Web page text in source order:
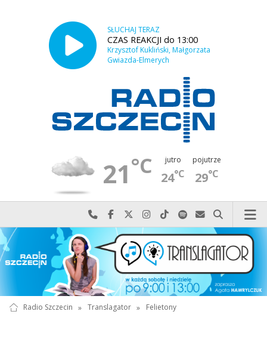
SŁUCHAJ TERAZ
CZAS REAKCJI do 13:00
Krzysztof Kukliński, Małgorzata
Gwiazda-Elmerych
21°C jutro
24°C
pojutrze
29°C
Najlepiej po prostu do nas zadzwoń
Odwiedź nas na Facebook-u
Odwiedź nas na X
Odwiedź nas na Instagram-ie
Odwiedź nas na TikTok-u
Szukaj nas na Spotify
Wyślij do nas
Szukaj
Radio Szczecin » Translagator » Felietony